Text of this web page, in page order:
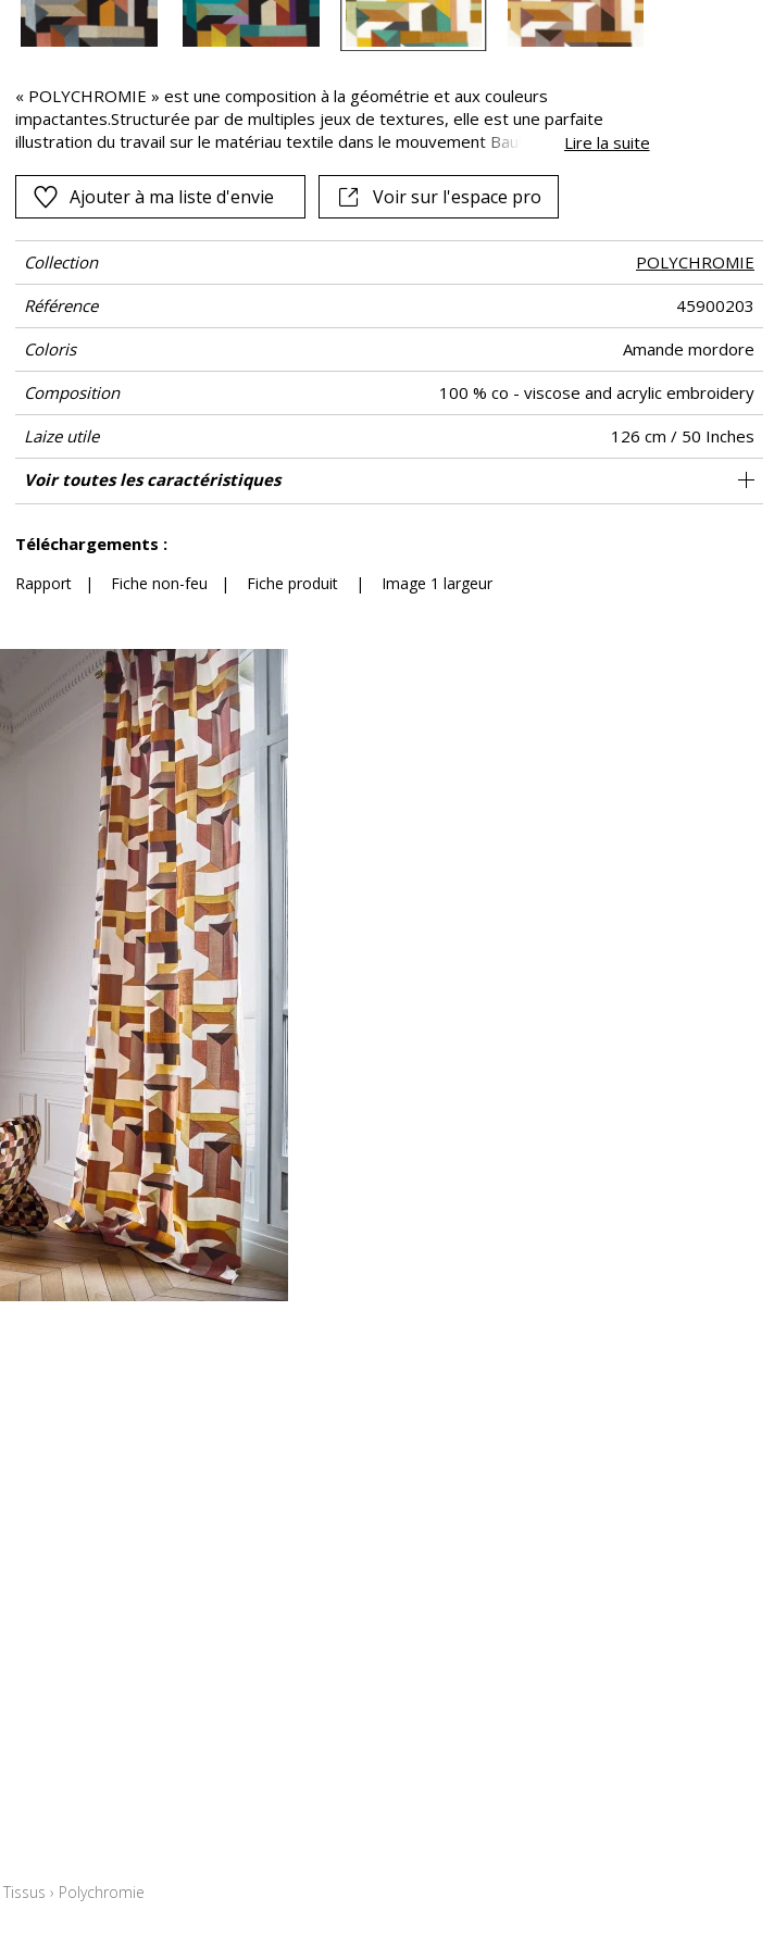
Rose
Vert
Violet
« POLYCHROMIE » est une composition à la géométrie et aux couleurs
impactantes.Structurée par de multiples jeux de textures, elle est une parfaite
illustration du travail sur le matériau textile dans le mouvement Bauhaus. De
artistique s’exprime sur la toile de coton. Richement brodées d’un fil acrylique et
d’un fil de viscose, les figures géométriques oscillent entre POLYCHROMIE est
Lire la suite
Ajouter à ma liste d'envie Voir sur l'espace pro
Collection
POLYCHROMIE
Référence
45900203
Coloris
Amande mordore
Composition
100 % co - viscose and acrylic embroidery
Laize utile
126 cm / 50 Inches
Raccord
Raccord droit
Sens De large
Poids g/m² 345
Performance Accoustique aw - 0.15
Usage
Entretien
Pays d'origine Inde
Rapport Horizontal 63 cm / 25 Inches
Rapport Vertical 48 cm / 19 Inches
Voir toutes les caractéristiques
Téléchargements :
Rapport| Fiche non-feu | Fiche produit | Image 1 largeur
Tissus › Polychromie